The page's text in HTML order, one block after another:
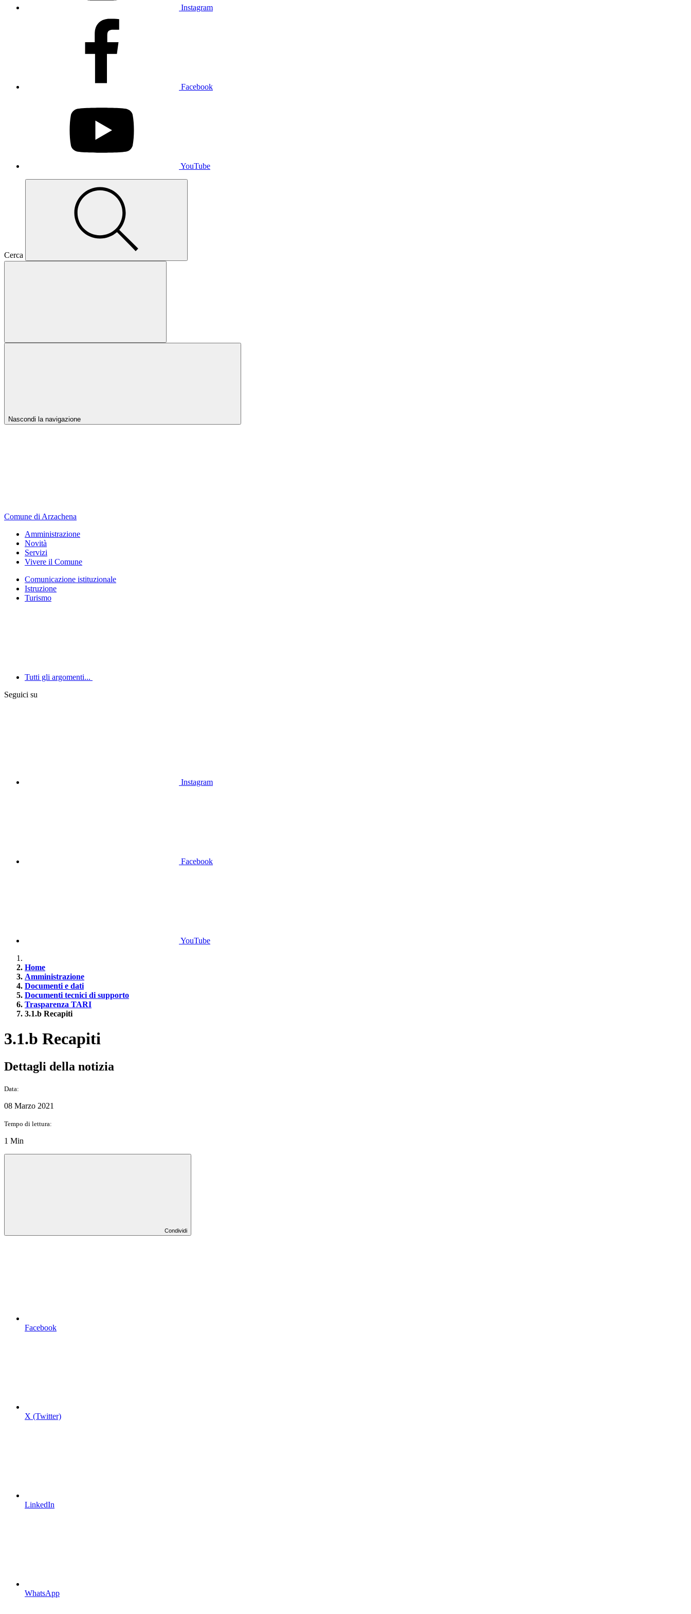
Instagram
Facebook
YouTube
Cerca
Nascondi la navigazione
Comune di Arzachena
Amministrazione
Novità
Servizi
Vivere il Comune
Comunicazione istituzionale
Istruzione
Turismo
Tutti gli argomenti...
Seguici su
Instagram
Facebook
YouTube
Home
Amministrazione
Documenti e dati
Documenti tecnici di supporto
Trasparenza TARI
3.1.b Recapiti
3.1.b Recapiti
Dettagli della notizia
Data:
08 Marzo 2021
Tempo di lettura:
1 Min
Condividi
Facebook
X (Twitter)
LinkedIn
WhatsApp